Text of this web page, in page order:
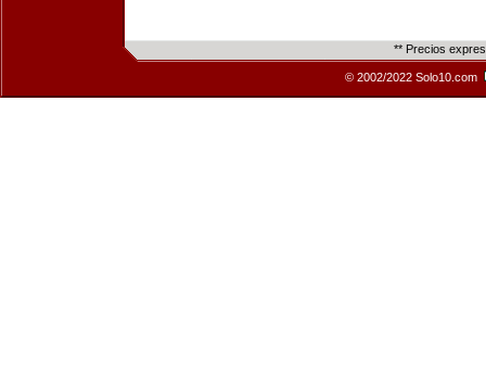
** Precios
© 2002/2022 Solo10.com